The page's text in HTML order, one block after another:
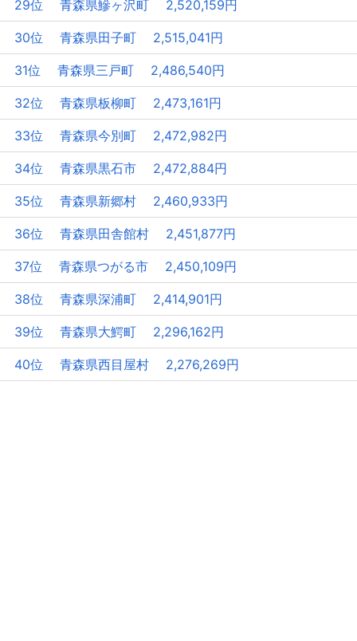
29位 青森県鰺ヶ沢町 2,520,159円
30位 青森県田子町 2,515,041円
31位 青森県三戸町 2,486,540円
32位 青森県板柳町 2,473,161円
33位 青森県今別町 2,472,982円
34位 青森県黒石市 2,472,884円
35位 青森県新郷村 2,460,933円
36位 青森県田舎館村 2,451,877円
37位 青森県つがる市 2,450,109円
38位 青森県深浦町 2,414,901円
39位 青森県大鰐町 2,296,162円
40位 青森県西目屋村 2,276,269円